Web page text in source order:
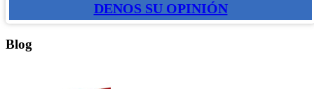
DENOS SU OPINIÓN
Blog